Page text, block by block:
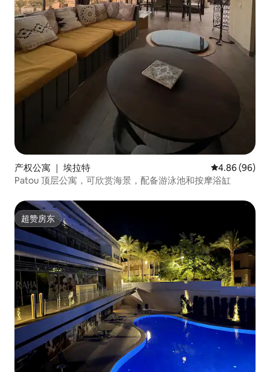
产权公寓 ｜ 埃拉特 平均评分 4.86
4.86 (96)
Patou 顶层公寓，可欣赏海景，配备游泳池和按摩浴缸
超赞房东
超赞房东